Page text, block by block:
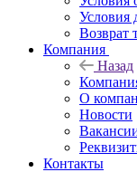
Условия
Возврат
Компания
Назад
О
Новости
Контакты